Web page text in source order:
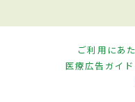
ご利用にあ
医療広告ガイ